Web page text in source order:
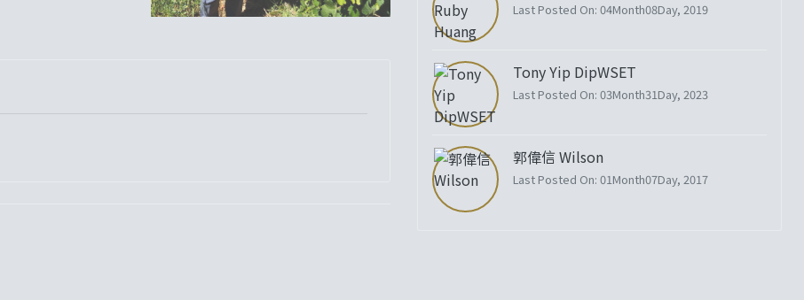
Last Posted On: 04Month08Day, 2019
Tony Yip DipWSET
Last Posted On: 03Month31Day, 2023
郭偉信 Wilson
Last Posted On: 01Month07Day, 2017